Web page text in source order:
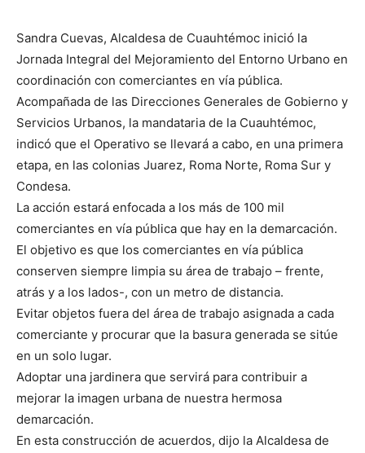
Sandra Cuevas, Alcaldesa de Cuauhtémoc inició la
Jornada Integral del Mejoramiento del Entorno Urbano en
coordinación con comerciantes en vía pública.
Acompañada de las Direcciones Generales de Gobierno y
Servicios Urbanos, la mandataria de la Cuauhtémoc,
indicó que el Operativo se llevará a cabo, en una primera
etapa, en las colonias Juarez, Roma Norte, Roma Sur y
Condesa.
La acción estará enfocada a los más de 100 mil
comerciantes en vía pública que hay en la demarcación.
El objetivo es que los comerciantes en vía pública
conserven siempre limpia su área de trabajo – frente,
atrás y a los lados-, con un metro de distancia.
Evitar objetos fuera del área de trabajo asignada a cada
comerciante y procurar que la basura generada se sitúe
en un solo lugar.
Adoptar una jardinera que servirá para contribuir a
mejorar la imagen urbana de nuestra hermosa
demarcación.
En esta construcción de acuerdos, dijo la Alcaldesa de